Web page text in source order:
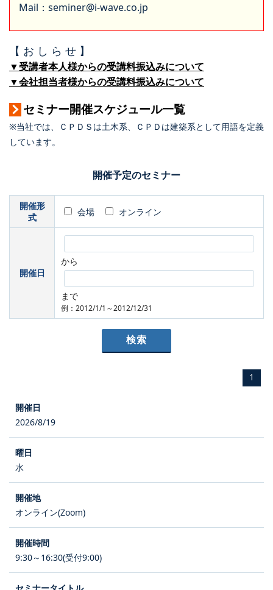
Mail：seminer@i-wave.co.jp
【 お し ら せ 】
▼受講者本人様からの受講料振込みについて
▼会社担当者様からの受講料振込みについて
セミナー開催スケジュール一覧
※当社では、ＣＰＤＳは土木系、ＣＰＤは建築系として用語を定義
しています。
開催予定のセミナー
開催形
式
会場 オンライン
開催日
から
まで
例：2012/1/1～2012/12/31
1
2026/8/19
水
オンライン(Zoom)
9:30～16:30(受付9:00)